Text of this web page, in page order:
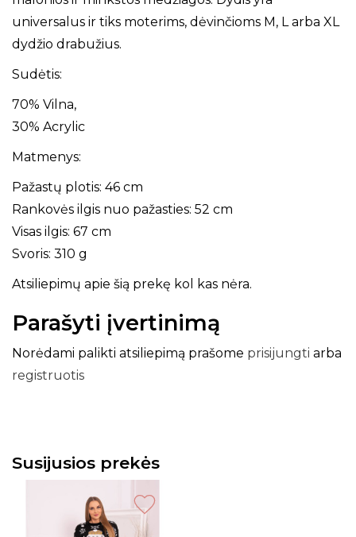
universalus ir tiks moterims, dėvinčioms M, L arba XL
dydžio drabužius.
Sudėtis:
70% Vilna,
30% Acrylic
Matmenys:
Pažastų plotis: 46 cm
Rankovės ilgis nuo pažasties: 52 cm
Visas ilgis: 67 cm
Svoris: 310 g
Atsiliepimų apie šią prekę kol kas nėra.
Parašyti įvertinimą
Norėdami palikti atsiliepimą prašome prisijungti arba
registruotis
Susijusios prekės